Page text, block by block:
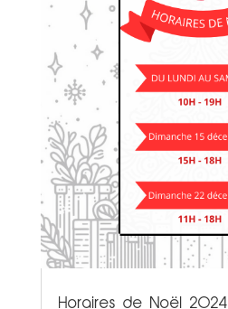
Horaires de Noël 2024